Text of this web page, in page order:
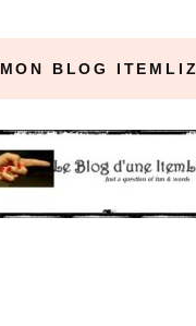
MON BLOG ITEMLIZ